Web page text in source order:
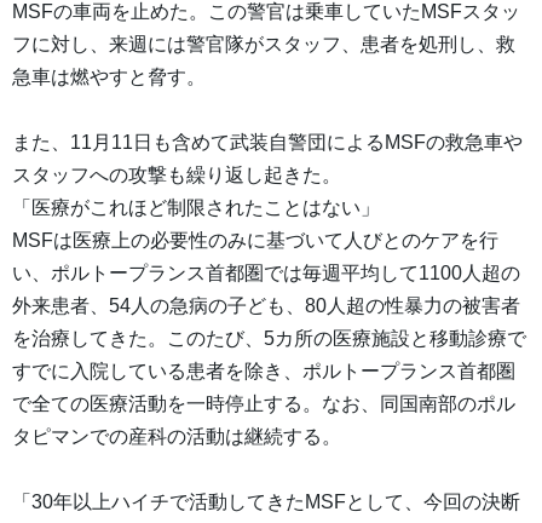
MSFの車両を止めた。この警官は乗車していたMSFスタッ
フに対し、来週には警官隊がスタッフ、患者を処刑し、救
急車は燃やすと脅す。
また、11月11日も含めて武装自警団によるMSFの救急車や
スタッフへの攻撃も繰り返し起きた。
「医療がこれほど制限されたことはない」
MSFは医療上の必要性のみに基づいて人びとのケアを行
い、ポルトープランス首都圏では毎週平均して1100人超の
外来患者、54人の急病の子ども、80人超の性暴力の被害者
を治療してきた。このたび、5カ所の医療施設と移動診療で
すでに入院している患者を除き、ポルトープランス首都圏
で全ての医療活動を一時停止する。なお、同国南部のポル
タピマンでの産科の活動は継続する。
「30年以上ハイチで活動してきたMSFとして、今回の決断